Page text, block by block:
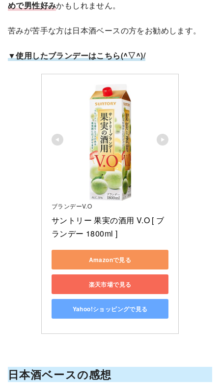
めで男性好みかもしれません。
苦みが苦手な方は日本酒ベースの方をお勧めします。
▼使用したブランデーはこちら(^▽^)/
ブランデーV.O
サントリー 果実の酒用 V.O [ ブ
ランデー 1800ml ]
Amazonで見る
楽天市場で見る
Yahoo!ショッピングで見る
日本酒ベースの感想